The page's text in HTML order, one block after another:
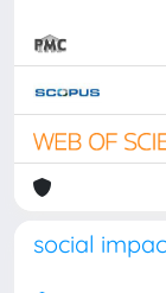
social